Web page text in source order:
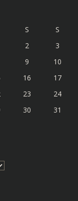
S
S
2
3
9
10
16
17
23
24
30 31